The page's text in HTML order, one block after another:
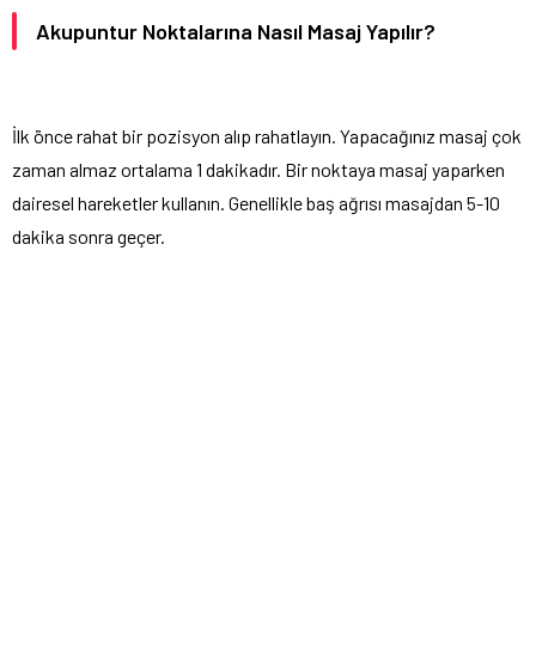
Akupuntur Noktalarına Nasıl Masaj Yapılır?
İlk önce rahat bir pozisyon alıp rahatlayın. Yapacağınız masaj çok
zaman almaz ortalama 1 dakikadır. Bir noktaya masaj yaparken
dairesel hareketler kullanın. Genellikle baş ağrısı masajdan 5-10
dakika sonra geçer.